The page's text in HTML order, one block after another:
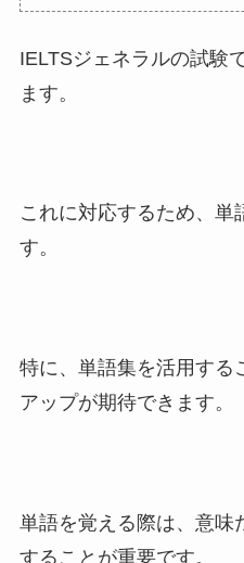
IELTSジェネラルの試験
ます。
これに対応するため、単
す。
特に、単語集を活用する
アップが期待できます。
単語を覚える際は、意味
することが重要です。